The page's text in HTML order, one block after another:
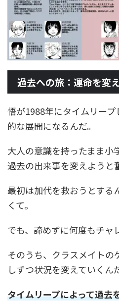
過去への旅：運命を変
悟が1988年にタイムリー
的な展開になるんだ。
大人の意識を持ったまま小
過去の出来事を変えようと
最初は加代を救おうとする
くて。
でも、諦めずに何度もチャ
そのうち、クラスメイトの
しずつ状況を変えていくん
タイムリープによって過去